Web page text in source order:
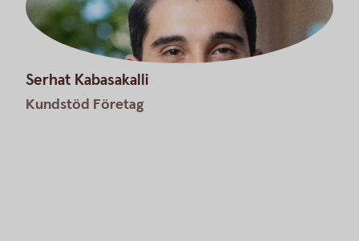
Serhat Kabasakalli
Kundstöd Företag